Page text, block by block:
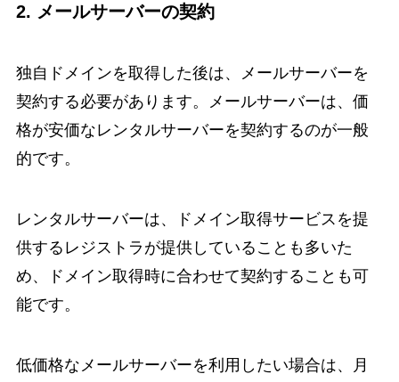
2. メールサーバーの契約
独自ドメインを取得した後は、メールサーバーを
契約する必要があります。メールサーバーは、価
格が安価なレンタルサーバーを契約するのが一般
的です。
レンタルサーバーは、ドメイン取得サービスを提
供するレジストラが提供していることも多いた
め、ドメイン取得時に合わせて契約することも可
能です。
低価格なメールサーバーを利用したい場合は、月